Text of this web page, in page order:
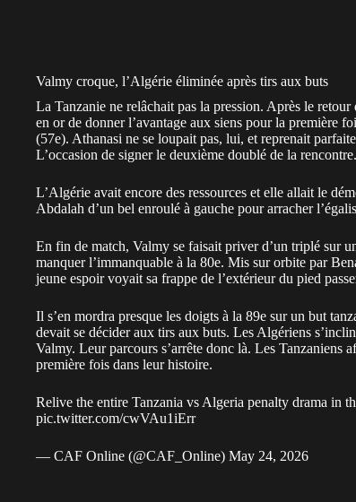
Valmy croque, l’Algérie éliminée après tirs aux buts
La Tanzanie ne relâchait pas la pression. Après le
en or de donner l’avantage aux siens pour la première
(57e). Athanasi ne se loupait pas, lui, et reprenait
L’occasion de signer le deuxième doublé de la rencontre.
L’Algérie avait encore des ressources et elle allait le
Abdalah d’un bel enroulé à gauche pour arracher
En fin de match, Valmy se faisait priver d’un triplé sur
manquer l’immanquable à la 80e. Mis sur orbite par
jeune espoir voyait sa frappe de l’extérieur du pied
Il s’en mordra presque les doigts à la 89e sur un but
devait se décider aux tirs aux buts. Les Algériens
Valmy. Leur parcours s’arrête donc là. Les Tanzaniens
première fois dans leur histoire.
Relive the entire Tanzania vs Algeria penalty drama in
pic.twitter.com/cwVAu1iErr
— CAF Online (@CAF_Online) May 24, 2026